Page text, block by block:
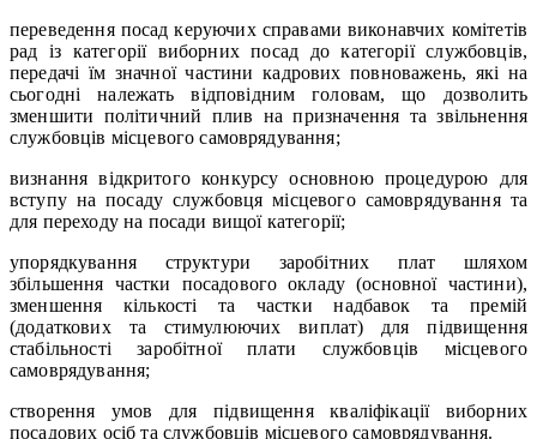
переведення посад керуючих справами виконавчих комітетів
рад із категорії виборних посад до категорії службовців,
передачі їм значної частини кадрових повноважень, які на
сьогодні належать відповідним головам, що дозволить
зменшити політичний плив на призначення та звільнення
службовців місцевого самоврядування;
визнання відкритого конкурсу основною процедурою для
вступу на посаду службовця місцевого самоврядування та
для переходу на посади вищої категорії;
упорядкування структури заробітних плат шляхом
збільшення частки посадового окладу (основної частини),
зменшення кількості та частки надбавок та премій
(додаткових та стимулюючих виплат) для підвищення
стабільності заробітної плати службовців місцевого
самоврядування;
створення умов для підвищення кваліфікації виборних
посадових осіб та службовців місцевого самоврядування.